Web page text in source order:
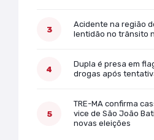
Acidente na região
lentidão no trânsito
Dupla é presa em
drogas após
TRE-MA confirma
vice de São João
novas eleições